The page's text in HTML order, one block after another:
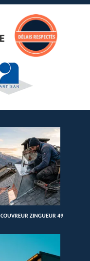
COUVREUR ZINGUEUR 49